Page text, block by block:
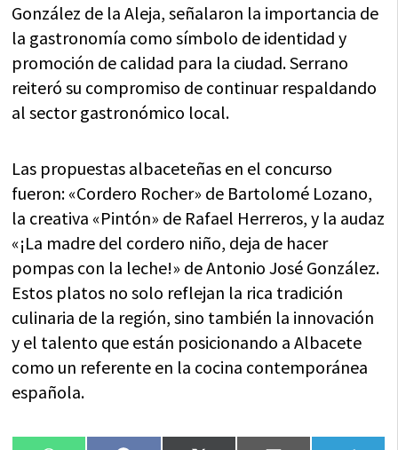
González de la Aleja, señalaron la importancia de
la gastronomía como símbolo de identidad y
promoción de calidad para la ciudad. Serrano
reiteró su compromiso de continuar respaldando
al sector gastronómico local.
Las propuestas albaceteñas en el concurso
fueron: «Cordero Rocher» de Bartolomé Lozano,
la creativa «Pintón» de Rafael Herreros, y la audaz
«¡La madre del cordero niño, deja de hacer
pompas con la leche!» de Antonio José González.
Estos platos no solo reflejan la rica tradición
culinaria de la región, sino también la innovación
y el talento que están posicionando a Albacete
como un referente en la cocina contemporánea
española.